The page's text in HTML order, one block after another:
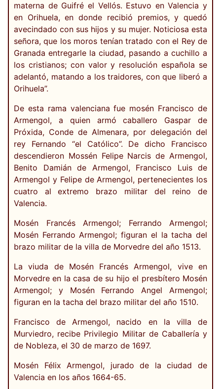
materna de Guifré el Vellós. Estuvo en Valencia y
en Orihuela, en donde recibió premios, y quedó
avecindado con sus hijos y su mujer. Noticiosa esta
señora, que los moros tenían tratado con el Rey de
Granada entregarle la ciudad, pasando a cuchillo a
los cristianos; con valor y resolución española se
adelantó, matando a los traidores, con que liberó a
Orihuela”.
De esta rama valenciana fue mosén Francisco de
Armengol, a quien armó caballero Gaspar de
Próxida, Conde de Almenara, por delegación del
rey Fernando “el Católico”. De dicho Francisco
descendieron Mossén Felipe Narcis de Armengol,
Benito Damián de Armengol, Francisco Luis de
Armengol y Felipe de Armengol, pertenecientes los
cuatro al extremo brazo militar del reino de
Valencia.
Mosén Francés Armengol; Ferrando Armengol;
Mosén Ferrando Armengol; figuran el la tacha del
brazo militar de la villa de Morvedre del año 1513.
La viuda de Mosén Francés Armengol, vive en
Morvedre en la casa de su hijo el presbítero Mosén
Armengol; y Mosén Ferrando Angel Armengol;
figuran en la tacha del brazo militar del año 1510.
Francisco de Armengol, nacido en la villa de
Murviedro, recibe Privilegio Militar de Caballería y
de Nobleza, el 30 de marzo de 1697.
Mosén Félix Armengol, jurado de la ciudad de
Valencia en los años 1664-65.